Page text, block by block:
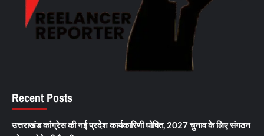
Recent Posts
उत्तराखंड कांग्रेस की नई प्रदेश कार्यकारिणी घोषित, 2027 चुनाव के लिए संगठन